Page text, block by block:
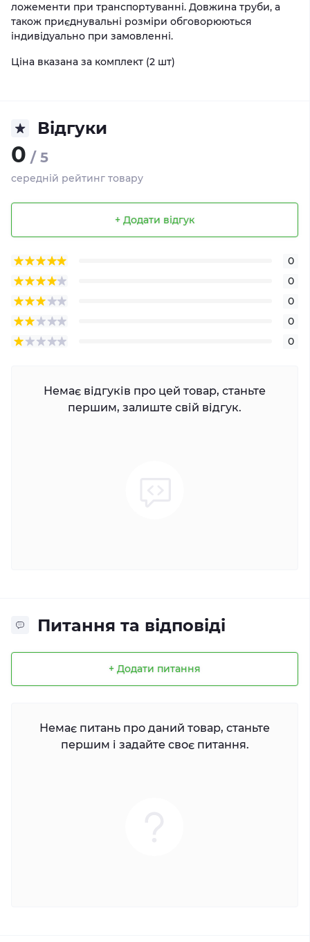
ложементи при транспортуванні. Довжина труби, а
також приєднувальні розміри обговорюються
індивідуально при замовленні.
Ціна вказана за комплект (2 шт)
Відгуки
0 / 5
середній рейтинг товару
+ Додати відгук
0
0
0
0
0
Немає відгуків про цей товар, станьте
першим, залиште свій відгук.
Питання та відповіді
+ Додати питання
Немає питань про даний товар, станьте
першим і задайте своє питання.